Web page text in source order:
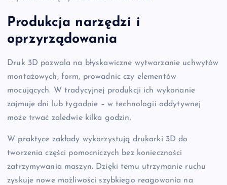
Produkcja narzędzi i
oprzyrządowania
Druk 3D pozwala na błyskawiczne wytwarzanie uchwytów
montażowych, form, prowadnic czy elementów
mocujących. W tradycyjnej produkcji ich wykonanie
zajmuje dni lub tygodnie – w technologii addytywnej
może trwać zaledwie kilka godzin.
W praktyce zakłady wykorzystują drukarki 3D do
tworzenia części pomocniczych bez konieczności
zatrzymywania maszyn. Dzięki temu utrzymanie ruchu
zyskuje nowe możliwości szybkiego reagowania na